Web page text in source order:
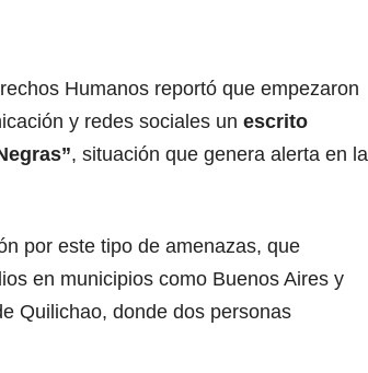
Humanos reportó que empezaron
y redes sociales un escrito
, situación que genera alerta en la
por este tipo de amenazas, que
en municipios como Buenos Aires y
Quilichao, donde dos personas